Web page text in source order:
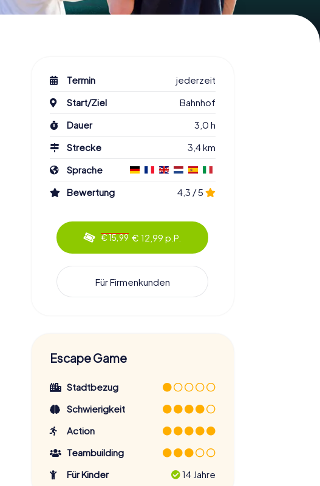
Termin
jederzeit
Start/Ziel
Bahnhof
Dauer
3,0 h
Strecke
3,4 km
Sprache
Bewertung
4,3 / 5
€ 15,99 € 12,99 p.P.
Für Firmenkunden
Escape Game
Stadtbezug
Schwierigkeit
Action
Teambuilding
Für Kinder
14 Jahre